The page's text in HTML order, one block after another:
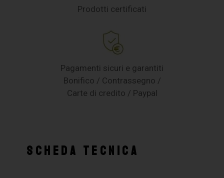
Prodotti certificati
Pagamenti sicuri e garantiti
Bonifico / Contrassegno /
Carte di credito / Paypal
SCHEDA TECNICA